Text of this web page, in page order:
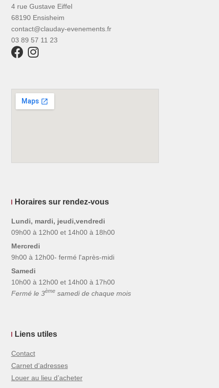
4 rue Gustave Eiffel
68190 Ensisheim
contact@clauday-evenements.fr
03 89 57 11 23
Horaires sur rendez-vous
Lundi, mardi, jeudi,vendredi
09h00 à 12h00 et 14h00 à 18h00
Mercredi
9h00 à 12h00- fermé l'après-midi
Samedi
10h00 à 12h00 et 14h00 à 17h00
Fermé le 3èmesamedi de chaque mois
Liens utiles
Contact
Carnet d’adresses
Louer au lieu d’acheter